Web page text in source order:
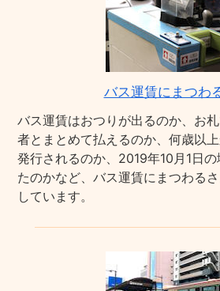
バス運賃にまつわ
バス運賃はおつりが出るのか、お
者とまとめて払えるのか、何歳以
発行されるのか、2019年10月1日
たのかなど、バス運賃にまつわる
しています。